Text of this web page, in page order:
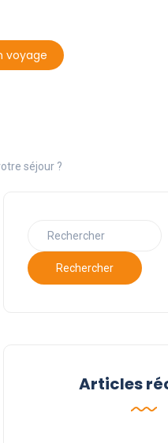
voyage
séjour ?
Articles